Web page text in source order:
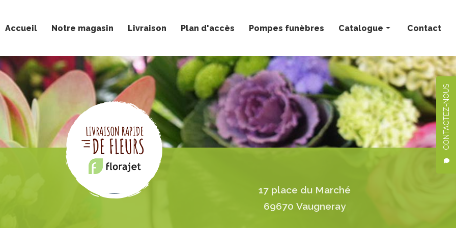
CONTACTEZ-NOUS
Accueil Notre magasin Livraison Plan d'accès Pompes funèbres Catalogue
Bouquets personnalisés
Compositions florales
Deuil
Mariage
Plantes
Contact
17 place du Marché
69670 Vaugneray